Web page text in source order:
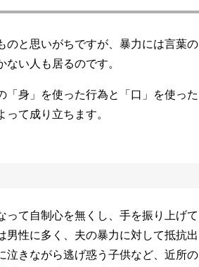
のと思いがちですが、暴力には言葉の
い人も居るのです。
身」を使った行為と「口」を使った
て成り立ちます。
て自制心を無くし、手を振り上げて
性に多く、夫の暴力に対して抵抗出
泣きながら逃げ惑う子供など、近所の